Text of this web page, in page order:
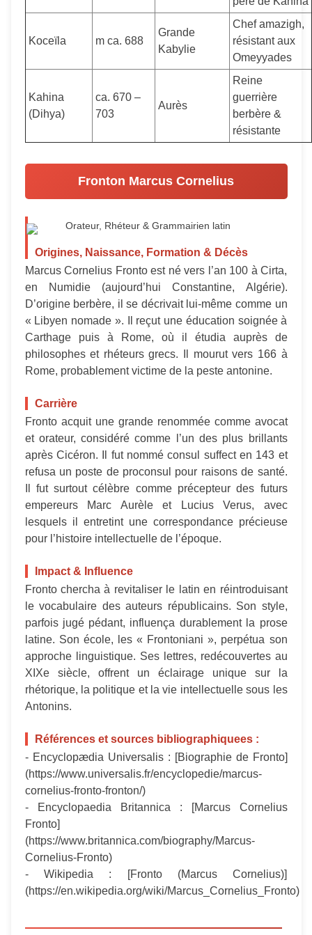
Koceïla m ca. 688
Grande
Kabylie
Chef amazigh,
résistant aux
Omeyyades
Kahina
(Dihya)
ca. 670 –
703
Aurès
Reine
guerrière
berbère &
résistante
Fronton Marcus Cornelius
Orateur, Rhéteur & Grammairien latin
Origines, Naissance, Formation & Décès
Marcus Cornelius Fronto est né vers l’an 100 à Cirta,
en Numidie (aujourd’hui Constantine, Algérie).
D’origine berbère, il se décrivait lui-même comme un
« Libyen nomade ». Il reçut une éducation soignée à
Carthage puis à Rome, où il étudia auprès de
philosophes et rhéteurs grecs. Il mourut vers 166 à
Rome, probablement victime de la peste antonine.
Carrière
Fronto acquit une grande renommée comme avocat
et orateur, considéré comme l’un des plus brillants
après Cicéron. Il fut nommé consul suffect en 143 et
refusa un poste de proconsul pour raisons de santé.
Il fut surtout célèbre comme précepteur des futurs
empereurs Marc Aurèle et Lucius Verus, avec
lesquels il entretint une correspondance précieuse
pour l’histoire intellectuelle de l’époque.
Impact & Influence
Fronto chercha à revitaliser le latin en réintroduisant
le vocabulaire des auteurs républicains. Son style,
parfois jugé pédant, influença durablement la prose
latine. Son école, les « Frontoniani », perpétua son
approche linguistique. Ses lettres, redécouvertes au
XIXe siècle, offrent un éclairage unique sur la
rhétorique, la politique et la vie intellectuelle sous les
Antonins.
Références et sources bibliographiquees :
- Encyclopædia Universalis : [Biographie de Fronto]
(https://www.universalis.fr/encyclopedie/marcus-
cornelius-fronto-fronton/)
- Encyclopaedia Britannica : [Marcus Cornelius
Fronto]
(https://www.britannica.com/biography/Marcus-
Cornelius-Fronto)
- Wikipedia : [Fronto (Marcus Cornelius)]
(https://en.wikipedia.org/wiki/Marcus_Cornelius_Fronto)